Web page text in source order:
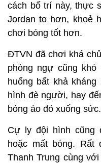
cách bố trí này, thực
Jordan to hơn, khoẻ
chơi bóng tốt hơn.
ĐTVN đã chơi khá
phòng ngự cũng
huống bất khả
hình đè người, hay
bóng áo đỏ xuống sức.
Cự ly đội hình cũng
hoặc mất bóng. Rất
Thanh Trung cùng